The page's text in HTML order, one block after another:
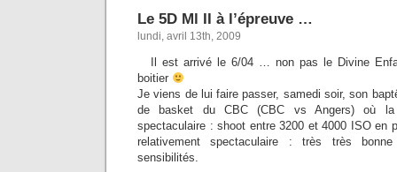
Le 5D Ml II à l’épreuve …
lundi, avril 13th, 2009
Il est arrivé le 6/04 … non pas le Divine
boitier
Je viens de lui faire passer, samedi soir, son
de basket du CBC (CBC vs Angers) où la
spectaculaire : shoot entre 3200 et 4000 ISO en
relativement spectaculaire : très très
sensibilités.